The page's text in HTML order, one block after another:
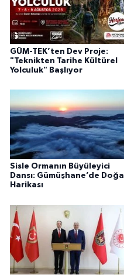
GÜM-TEK’ten Dev Proje:
"Teknikten Tarihe Kültürel
Yolculuk" Başlıyor
Sisle Ormanın Büyüleyici
Dansı: Gümüşhane’de Doğa
Harikası